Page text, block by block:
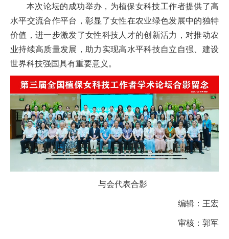
本次论坛的成功举办，为植保女科技工作者提供了高
水平交流合作平台，彰显了女性在农业绿色发展中的独特
价值，进一步激发了女性科技人才的创新活力，对推动农
业持续高质量发展，助力实现高水平科技自立自强、建设
世界科技强国具有重要意义。
与会代表合影
编辑：王宏
审核：郭军